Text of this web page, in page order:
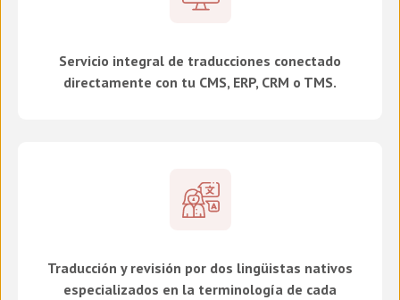
Servicio integral de traducciones conectado
directamente con tu CMS, ERP, CRM o TMS.
Traducción y revisión por dos lingüistas nativos
especializados en la terminología de cada